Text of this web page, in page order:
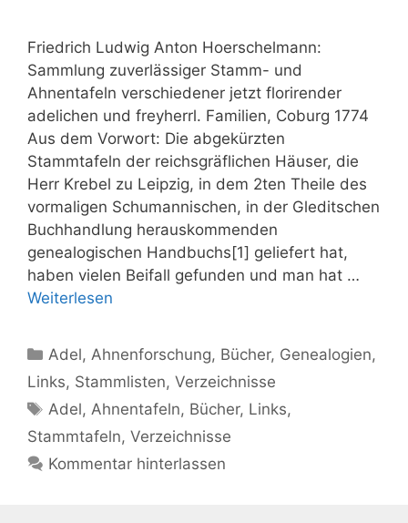
Friedrich Ludwig Anton Hoerschelmann:
Sammlung zuverlässiger Stamm- und
Ahnentafeln verschiedener jetzt florirender
adelichen und freyherrl. Familien, Coburg 1774
Aus dem Vorwort: Die abgekürzten
Stammtafeln der reichsgräflichen Häuser, die
Herr Krebel zu Leipzig, in dem 2ten Theile des
vormaligen Schumannischen, in der Gleditschen
Buchhandlung herauskommenden
genealogischen Handbuchs[1] geliefert hat,
haben vielen Beifall gefunden und man hat …
Weiterlesen
Kategorien
Adel, Ahnenforschung, Bücher, Genealogien,
Links, Stammlisten, Verzeichnisse
Schlagwörter
Adel, Ahnentafeln, Bücher, Links,
Stammtafeln, Verzeichnisse
Kommentar hinterlassen